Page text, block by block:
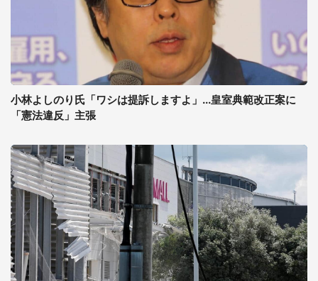
小林よしのり氏「ワシは提訴しますよ」...皇室典範改正案に
「憲法違反」主張